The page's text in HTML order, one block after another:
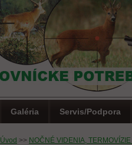
Úvod >> NOČNÉ VIDENIA, TERMOVÍZIE
Galéria Servis/Podpora